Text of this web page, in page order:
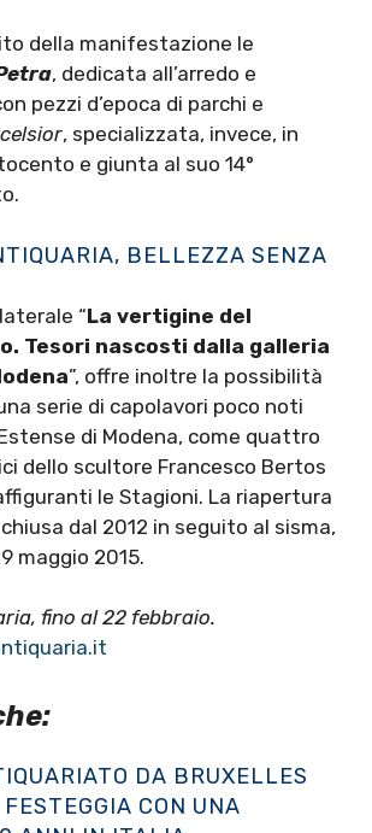
della manifestazione le
, dedicata all’arredo e
pezzi d’epoca di parchi e
, specializzata, invece, in
e giunta al suo 14°
BELLEZZA SENZA
“La vertigine del
Tesori nascosti dalla galleria
”, offre inoltre la possibilità
serie di capolavori poco noti
di Modena, come quattro
dello scultore Francesco Bertos
le Stagioni. La riapertura
dal 2012 in seguito al sisma,
maggio 2015.
fino al 22 febbraio.
DA BRUXELLES
CON UNA